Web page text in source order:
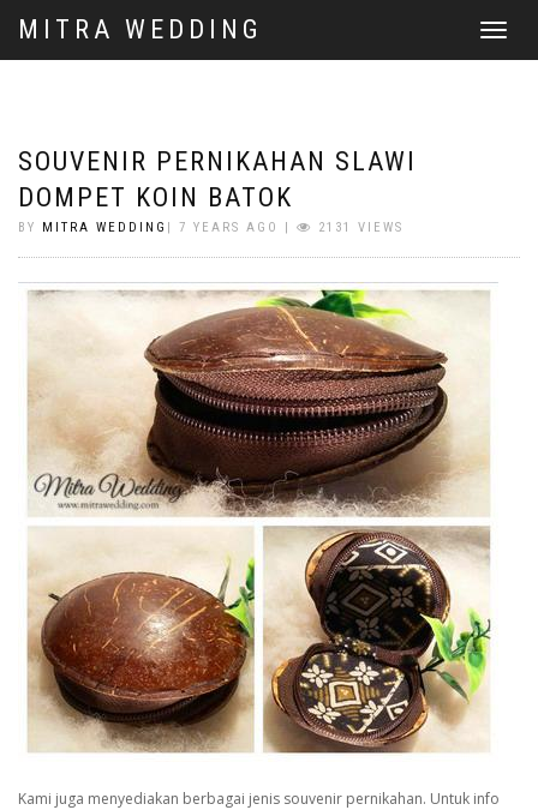
Toggle
MITRA WEDDING
SOUVENIR PERNIKAHAN SLAWI
DOMPET KOIN BATOK
BY MITRA WEDDING | 7 YEARS AGO | 2131 VIEWS
Kami juga menyediakan berbagai jenis souvenir pernikahan. Untuk info